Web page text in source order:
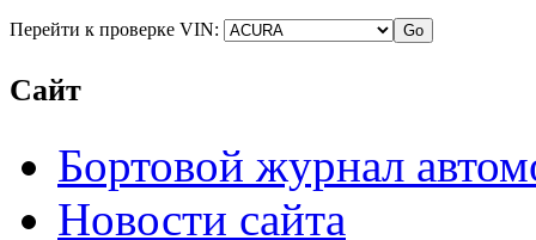
Перейти к проверке VIN:
Сайт
Бортовой журнал
Новости сайта